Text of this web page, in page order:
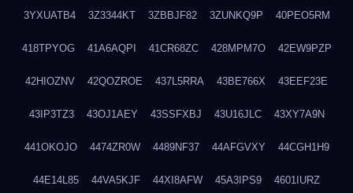
3YXUATB4 3Z3344KT 3ZBBJF82 3ZUNKQ9P 40PEO5RM
418TPYOG 41A6AQPI 41CR68ZC 428MPM7O 42EW9PZP
42HIOZNV 42QOZROE 437L5RRA 43BE766X 43EEF23E
43IP3TZ3 43OJ1AEY 43SSFXBJ 43U16JLC 43XY7A9N
441OKOJO 4474ZR0W 4489NF37 44AFGVXY 44CGH1H9
44E14L85 44VA5KJF 44XI8AFW 45A3IPS9 4601IURZ